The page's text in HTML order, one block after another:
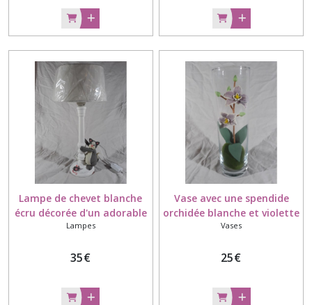
Lampe de chevet blanche
écru décorée d'un adorable
chat et sa souris modelés à
froide
Lampes
35€
Vase avec une spendide
orchidée blanche et violette
modelée à la main en
Vases
25€